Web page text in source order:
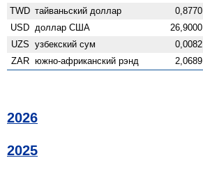
TWD тайваньский доллар 0,8770
USD доллар США 26,9000
UZS узбекский сум 0,0082
ZAR южно-африканский рэнд 2,0689
2026
2025